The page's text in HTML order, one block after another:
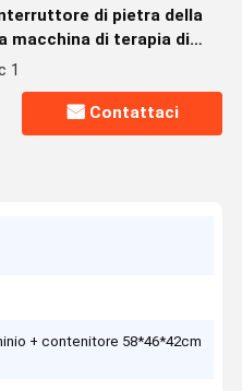
di pietra della
macchina di terapia di
1
Contattaci
+ contenitore 58*46*42cm